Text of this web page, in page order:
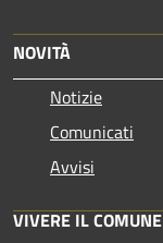
NOVITÀ
Notizie
Comunicati
Avvisi
VIVERE IL COMUNE